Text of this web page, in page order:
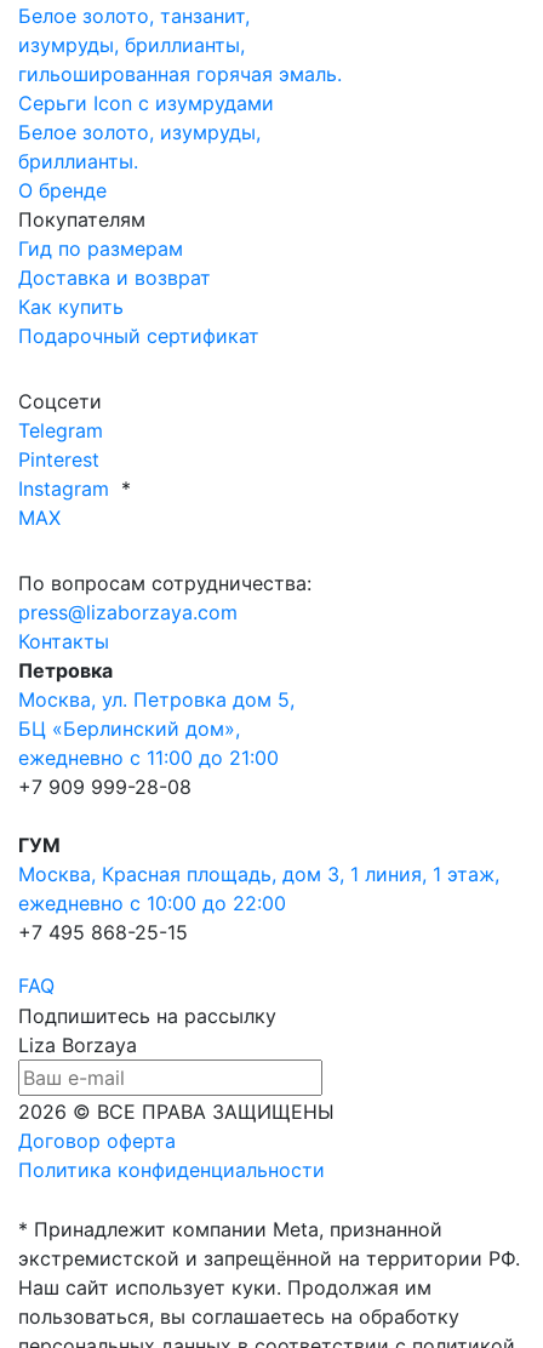
Белое золото, танзанит,
изумруды, бриллианты,
гильошированная горячая эмаль.
Серьги Icon с изумрудами
Белое золото, изумруды,
бриллианты.
О бренде
Покупателям
Гид по размерам
Доставка и возврат
Как купить
Подарочный сертификат
Соцсети
Telegram
Pinterest
Instagram *
MAX
По вопросам сотрудничества:
press@lizaborzaya.com
Контакты
Петровка
Москва, ул. Петровка дом 5,
БЦ «Берлинский дом»,
ежедневно с 11:00 до 21:00
+7 909 999-28-08
ГУМ
Москва, Красная площадь, дом 3, 1 линия, 1 этаж,
ежедневно с 10:00 до 22:00
+7 495 868-25-15
FAQ
Подпишитесь на рассылку
Liza Borzaya
2026 © ВСЕ ПРАВА ЗАЩИЩЕНЫ
Договор оферта
Политика конфиденциальности
* Принадлежит компании Meta, признанной
экстремистской и запрещённой на территории РФ.
Наш сайт использует куки. Продолжая им
пользоваться, вы соглашаетесь на обработку